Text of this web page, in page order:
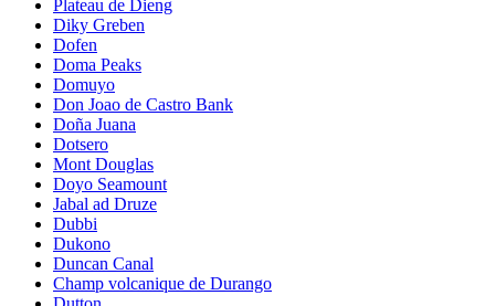
Plateau de Dieng
Diky Greben
Dofen
Doma Peaks
Domuyo
Don Joao de Castro Bank
Doña Juana
Dotsero
Mont Douglas
Doyo Seamount
Jabal ad Druze
Dubbi
Dukono
Duncan Canal
Champ volcanique de Durango